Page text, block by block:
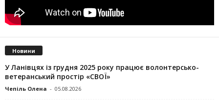
Новини
У Ланівцях із грудня 2025 року працює волонтерсько-
ветеранський простір «СВОЇ»
Чепіль Олена - 05.08.2026